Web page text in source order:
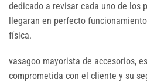
dedicado a revisar cada uno de los
llegaran en perfecto
física.
vasagoo mayorista de accesorios,
comprometida con el cliente y su